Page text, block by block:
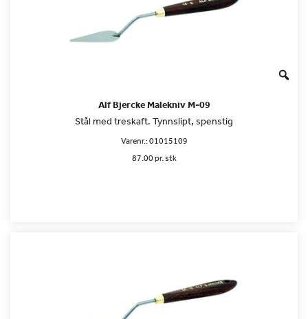
Alf Bjercke Malekniv M-09
Stål med treskaft. Tynnslipt, spenstig
Varenr.:01015109
87.00 pr. stk